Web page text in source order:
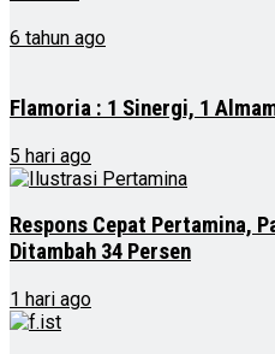
6 tahun ago
Flamoria : 1 Sinergi, 1
5 hari ago
Respons Cepat Pertamina,
Ditambah 34 Persen
1 hari ago